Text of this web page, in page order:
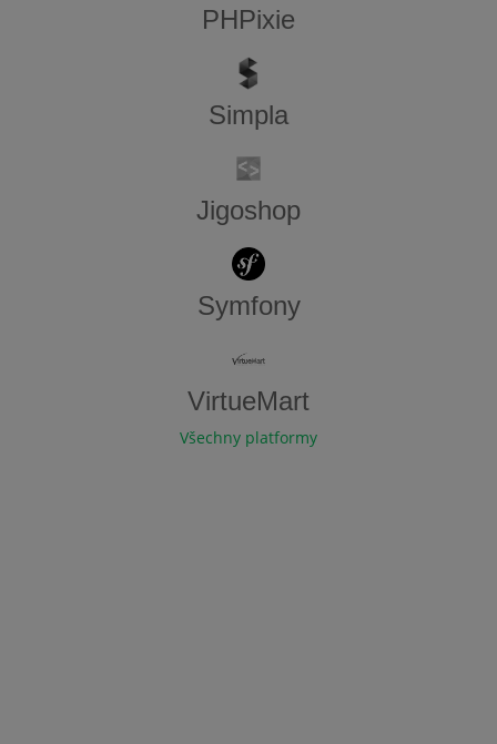
PHPixie
Simpla
Jigoshop
Symfony
VirtueMart
Všechny platformy